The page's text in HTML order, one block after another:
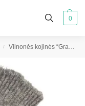
0
/ Vilnonės kojinės “Graphite”